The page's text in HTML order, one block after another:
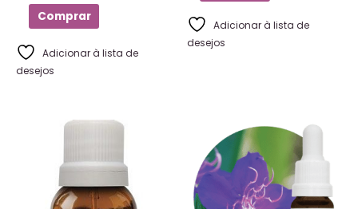
Comprar
Adicionar à lista de
desejos
Adicionar à lista de
desejos